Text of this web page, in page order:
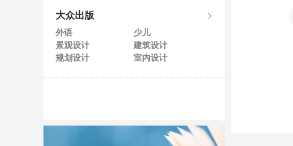
大众出版
外语
少儿
景观设计
建筑设计
规划设计
室内设计